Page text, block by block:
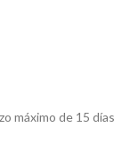
máximo de 15 días